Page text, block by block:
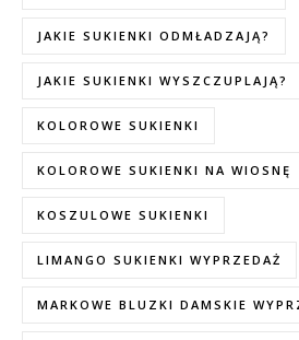
JAKIE SUKIENKI ODMŁADZAJĄ?
JAKIE SUKIENKI WYSZCZUPLAJĄ?
KOLOROWE SUKIENKI
KOLOROWE SUKIENKI NA WIOSNĘ
KOSZULOWE SUKIENKI
LIMANGO SUKIENKI WYPRZEDAŻ
MARKOWE BLUZKI DAMSKIE